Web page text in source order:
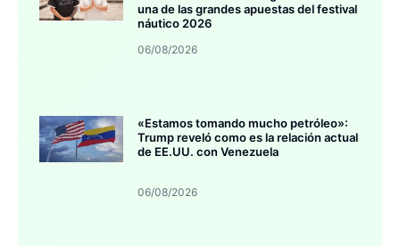
una de las grandes apuestas del festival
náutico 2026
06/08/2026
«Estamos tomando mucho petróleo»:
Trump reveló como es la relación actual
de EE.UU. con Venezuela
06/08/2026